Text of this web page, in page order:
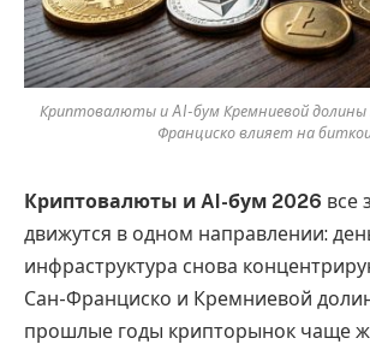
Криптовалюты и AI-бум Кремниевой долины
Франциско влияет на
Криптовалюты и AI-бум 2026 все
движутся в одном направлении:
инфраструктура снова
Сан-Франциско и Кремниевой
прошлые годы крипторынок чаще